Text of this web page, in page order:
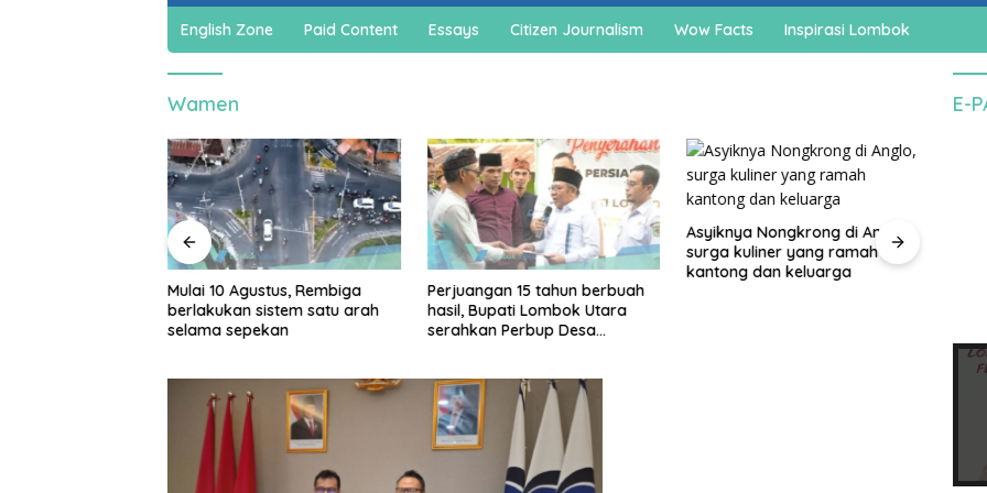
English Zone Paid Content Essays Citizen Journalism Wow Facts Inspirasi Lombok
Wamen
Mulai 10 Agustus, Rembiga
berlakukan sistem satu arah
selama sepekan
Perjuangan 15 tahun berbuah
hasil, Bupati Lombok Utara
serahkan Perbup Desa
Asyiknya Nongkrong di Anglo,
surga kuliner yang ramah
kantong dan keluarga
E-